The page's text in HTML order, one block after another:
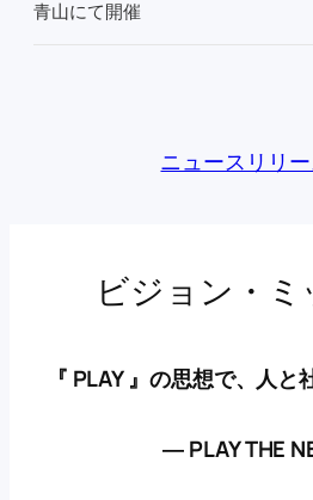
青山にて開催
ニュースリリ
ビジョン・
『 PLAY 』の思想で、人と
― PLAY THE